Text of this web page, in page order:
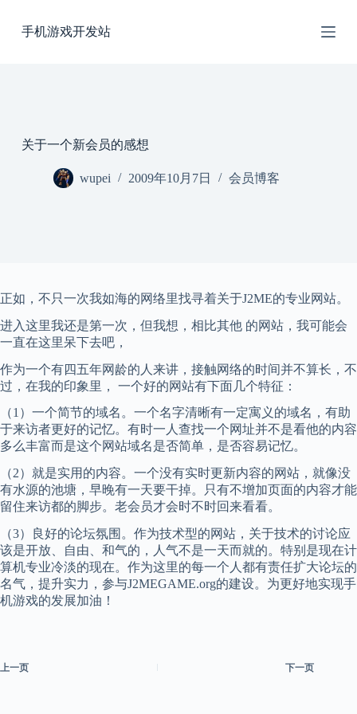
过
手机游戏开发站
关于一个新会员的感想
wupei 2009年10月7日 会员博客
正如，不只一次我如海的网络里找寻着关于J2ME的专业网站。
进入这里我还是第一次，但我想，相比其他 的网站，我可能会
一直在这里呆下去吧，
作为一个有四五年网龄的人来讲，接触网络的时间并不算长，不
过，在我的印象里， 一个好的网站有下面几个特征：
（1）一个简节的域名。一个名字清晰有一定寓义的域名，有助
于来访者更好的记忆。有时一人查找一个网址并不是看他的内容
多么丰富而是这个网站域名是否简单，是否容易记忆。
（2）就是实用的内容。一个没有实时更新内容的网站，就像没
有水源的池塘，早晚有一天要干掉。只有不增加页面的内容才能
留住来访都的脚步。老会员才会时不时回来看看。
（3）良好的论坛氛围。作为技术型的网站，关于技术的讨论应
该是开放、自由、和气的，人气不是一天而就的。特别是现在计
算机专业冷淡的现在。作为这里的每一个人都有责任扩大论坛的
名气，提升实力，参与J2MEGAME.org的建设。为更好地实现手
机游戏的发展加油！
上一页 下一页